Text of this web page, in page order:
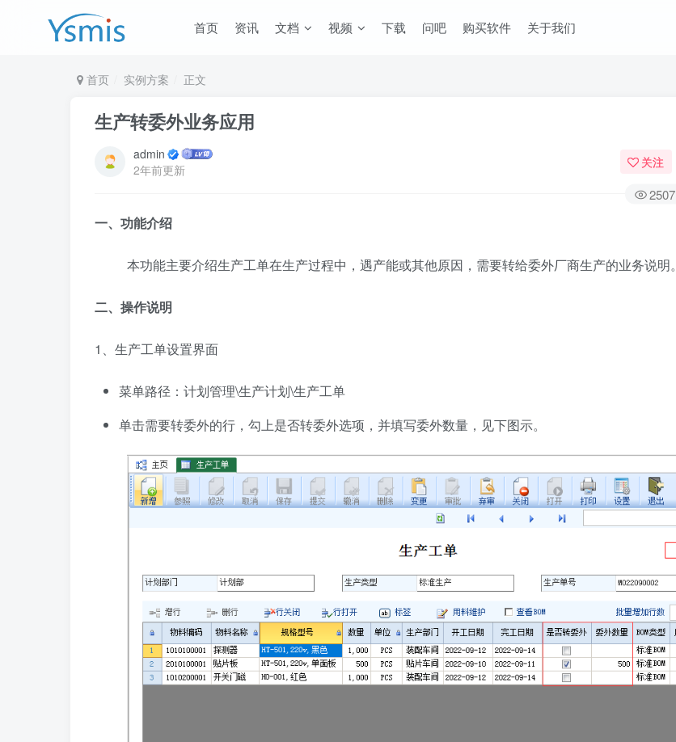
首页 资讯 文档 视频 下载 问吧 购买软件 关于我们
首页 实例方案 正文
生产转委外业务应用
admin
2年前更新
关注
2507
一、功能介绍
本功能主要介绍生产工单在生产过程中，遇产能或其他原因，需要转给委外厂商生产的业务说明。
二、操作说明
1、生产工单设置界面
菜单路径：计划管理\生产计划\生产工单
单击需要转委外的行，勾上是否转委外选项，并填写委外数量，见下图示。